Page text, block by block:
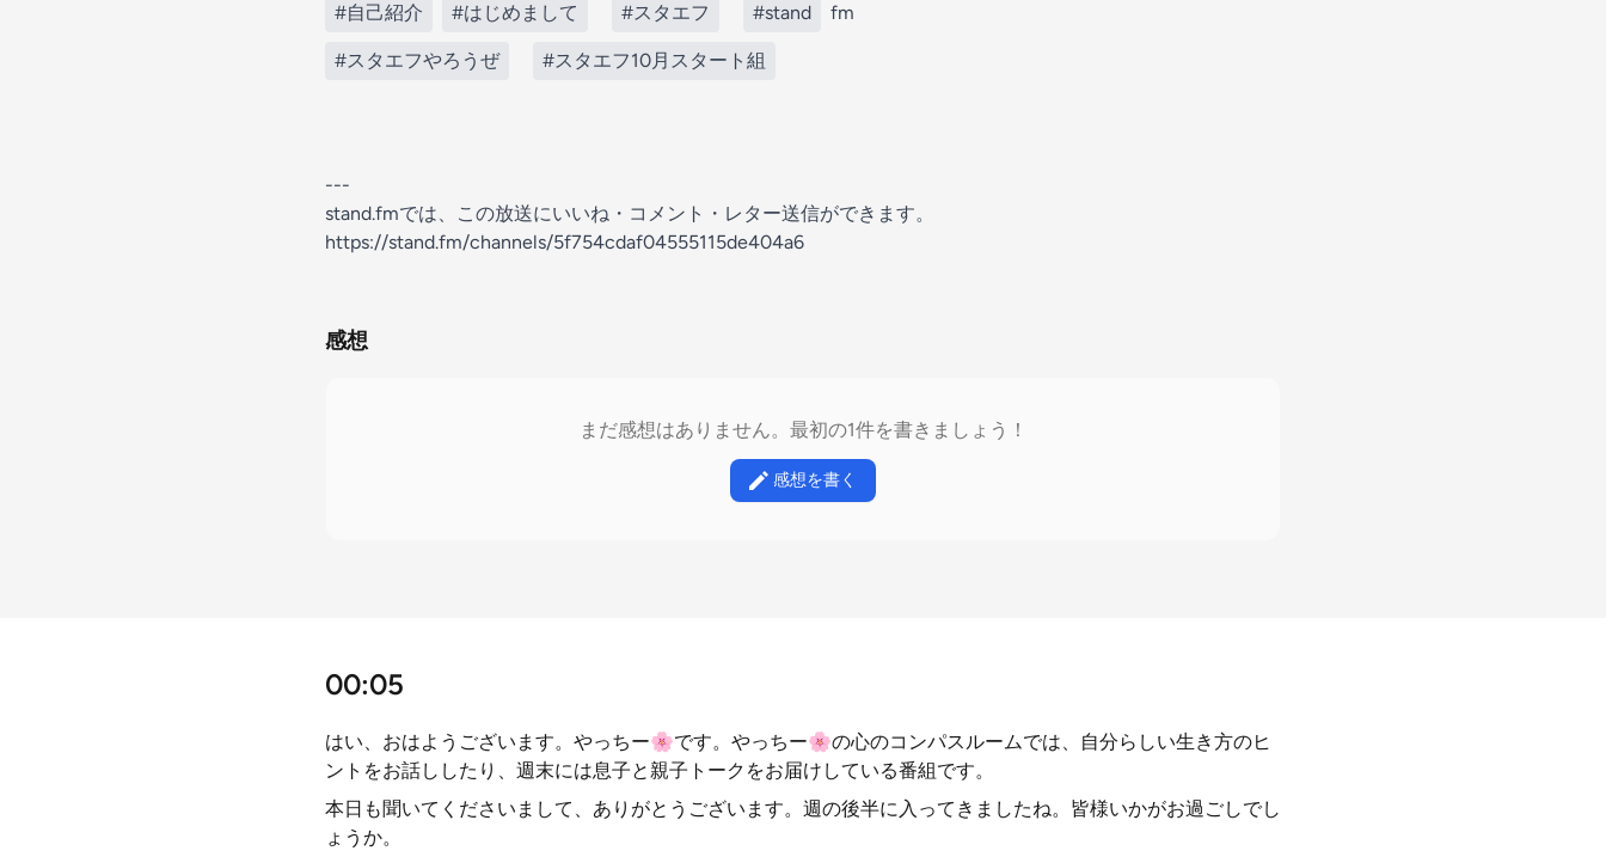
#自己紹介 #はじめまして #スタエフ #stand fm
#スタエフやろうぜ #スタエフ10月スタート組
---
stand.fmでは、この放送にいいね・コメント・レター送信ができます。
https://stand.fm/channels/5f754cdaf04555115de404a6
感想
まだ感想はありません。最初の1件を書きましょう！
感想を書く
00:05
はい、おはようございます。やっちー🌸です。やっちー🌸の心のコンパスルームでは、自分らしい生き方のヒ
ントをお話ししたり、週末には息子と親子トークをお届けしている番組です。
本日も聞いてくださいまして、ありがとうございます。週の後半に入ってきましたね。皆様いかがお過ごしでし
ょうか。